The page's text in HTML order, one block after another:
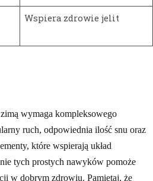
Wspiera zdrowie jelit
wymaga kompleksowego
ruch, odpowiednia ilość snu oraz
które wspierają układ
tych prostych nawyków pomoże
w dobrym zdrowiu. Pamiętaj, że